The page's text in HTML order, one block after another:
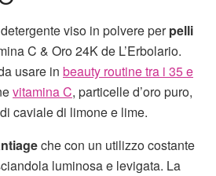
viso in polvere perpelli
C & Oro 24K de L’Erbolario.
usare in beauty routine tra i 35 e
vitamina C, particelle d’oro puro,
caviale di limone e lime.
che con un utilizzo costante
luminosa e levigata. La